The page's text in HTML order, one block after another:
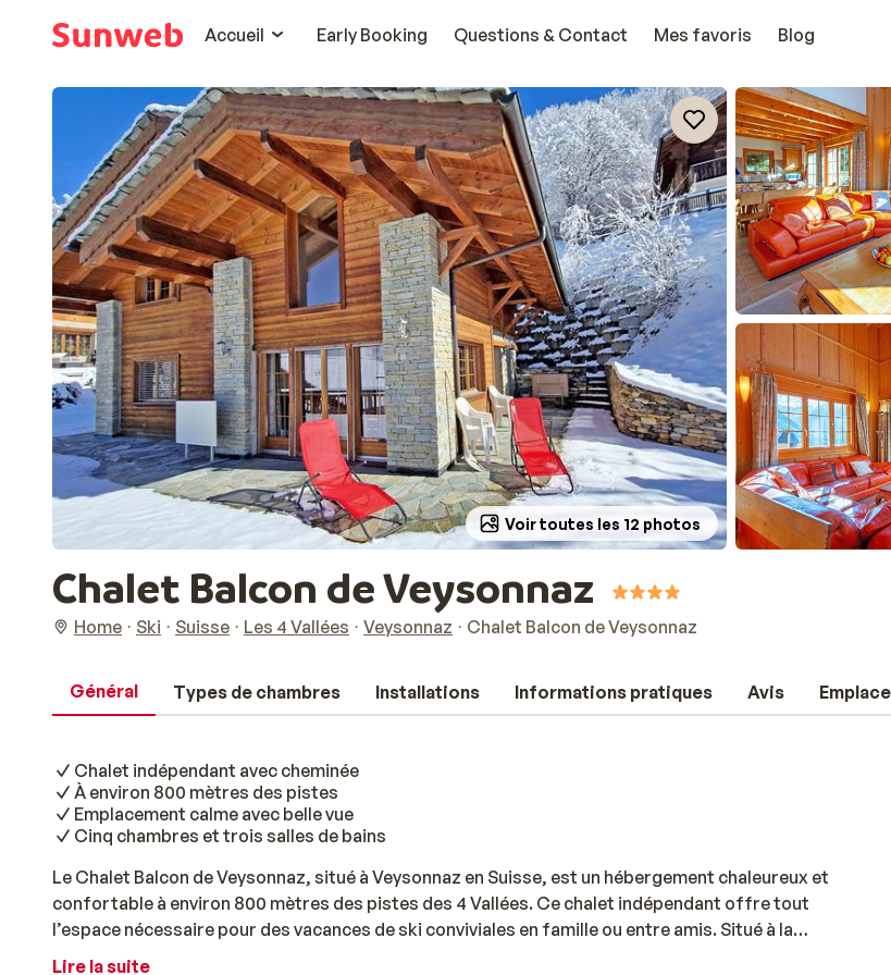
Accueil
Early Booking Questions & Contact Mes favoris Blog
Voir toutes les 12 photos
Chalet Balcon de Veysonnaz
Home Ski Suisse Les 4 Vallées Veysonnaz Chalet Balcon de Veysonnaz
Général Types de chambres Installations Informations pratiques Avis
Chalet indépendant avec cheminée
À environ 800 mètres des pistes
Emplacement calme avec belle vue
Cinq chambres et trois salles de bains
Le Chalet Balcon de Veysonnaz, situé à Veysonnaz en Suisse, est un hébergement chaleureux et
confortable à environ 800 mètres des pistes des 4 Vallées. Ce chalet indépendant offre tout
l’espace nécessaire pour des vacances de ski conviviales en famille ou entre amis. Situé à la
périphérie du village, il garantit calme et tranquillité, tout en ayant la navette de ski à proximité
Lire la suite